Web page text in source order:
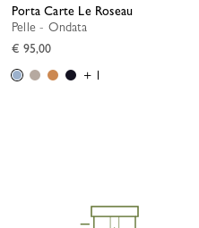
Porta Carte Le Roseau
Pelle - Ondata
€ 95,00
+ 1